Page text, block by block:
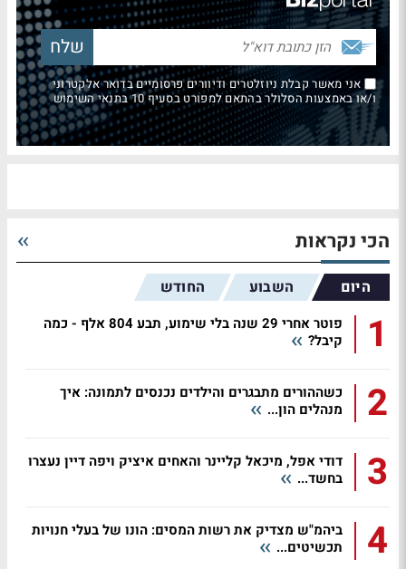
אני מאשר קבלת ניוזלטרים ודיוורים פרסומיים בדואר אלקטרוני
ו/או באמצעות הסלולר בהתאם למפורט בסעיף 10 בתנאי השימוש
הכי נקראות
היום השבוע החודש
1
פוטר אחרי 29 שנה בלי שימוע, תבע 804 אלף - כמה
קיבל?
2
כשההורים מתבגרים והילדים נכנסים לתמונה: איך
מנהלים הון...
3
דודי אפל, מיכאל קליינר והאחים איציק ויפה דיין נעצרו
בחשד...
4
ביהמ"ש מצדיק את רשות המסים: הונו של בעלי חנויות
תכשיטים...